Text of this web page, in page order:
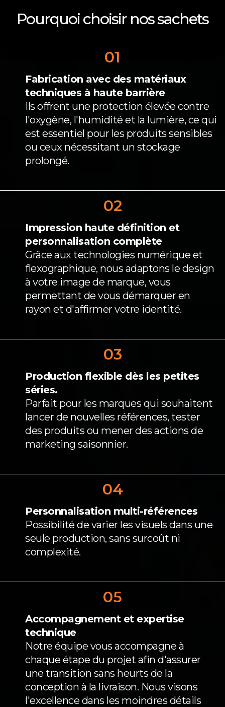
Pourquoi choisir nos sachets
01
Fabrication avec des matériaux
techniques à haute barrière
Ils offrent une protection élevée contre
l'oxygène, l'humidité et la lumière, ce qui
est essentiel pour les produits sensibles
ou ceux nécessitant un stockage
prolongé.
02
Impression haute définition et
personnalisation complète
Grâce aux technologies numérique et
flexographique, nous adaptons le design
à votre image de marque, vous
permettant de vous démarquer en
rayon et d'affirmer votre identité.
03
Production flexible dès les petites
séries.
Parfait pour les marques qui souhaitent
lancer de nouvelles références, tester
des produits ou mener des actions de
marketing saisonnier.
04
Personnalisation multi-références
Possibilité de varier les visuels dans une
seule production, sans surcoût ni
complexité.
05
Accompagnement et expertise
technique
Notre équipe vous accompagne à
chaque étape du projet afin d'assurer
une transition sans heurts de la
conception à la livraison. Nous visons
l'excellence dans les moindres détails